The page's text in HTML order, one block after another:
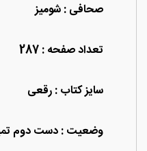
صحافی : شومیز
تعداد صفحه : 287
سایز کتاب : رقعی
وضعیت : دست دوم